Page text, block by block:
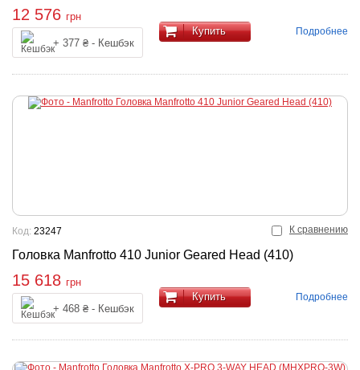
12 576 грн
+ 377 ₴ - Кешбэк
Купить Подробнее
К сравнению
Головка Manfrotto 410 Junior Geared Head (410)
Код: 23247
15 618 грн
+ 468 ₴ - Кешбэк
Купить Подробнее